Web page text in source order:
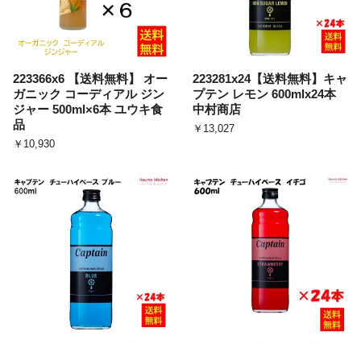
223366x6 【送料無料】 オー
ガニック コーディアル ジン
ジャー 500ml×6本 ユウキ食
品
￥10,930
223281x24【送料無料】キャ
プテン レモン 600mlx24本
中村商店
￥13,027